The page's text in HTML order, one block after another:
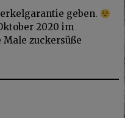
geben.
2020 im
zuckersüße